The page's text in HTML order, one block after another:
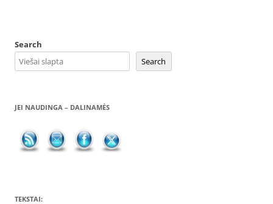
Search
Search
JEI NAUDINGA – DALINAMĖS
TEKSTAI: